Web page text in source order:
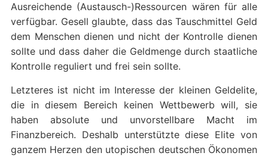
Ausreichende (Austausch-)Ressourcen wären für alle
verfügbar. Gesell glaubte, dass das Tauschmittel Geld
dem Menschen dienen und nicht der Kontrolle dienen
sollte und dass daher die Geldmenge durch staatliche
Kontrolle reguliert und frei sein sollte.
Letzteres ist nicht im Interesse der kleinen Geldelite,
die in diesem Bereich keinen Wettbewerb will, sie
haben absolute und unvorstellbare Macht im
Finanzbereich. Deshalb unterstützte diese Elite von
ganzem Herzen den utopischen deutschen Ökonomen